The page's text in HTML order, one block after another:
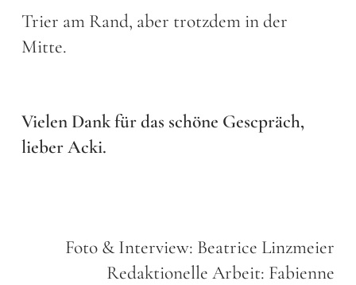
Trier am Rand, aber trotzdem in der
Mitte.
Vielen Dank für das schöne Gescpräch,
lieber Acki.
Foto & Interview: Beatrice Linzmeier
Redaktionelle Arbeit: Fabienne